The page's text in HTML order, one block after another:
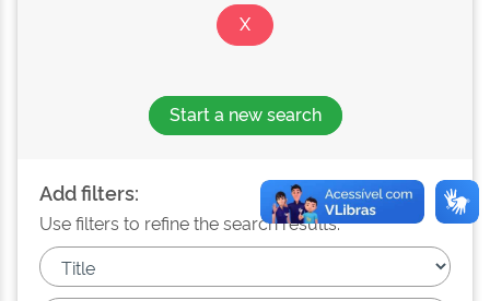
Start a new search
Add filters:
Use filters to refine the search results.